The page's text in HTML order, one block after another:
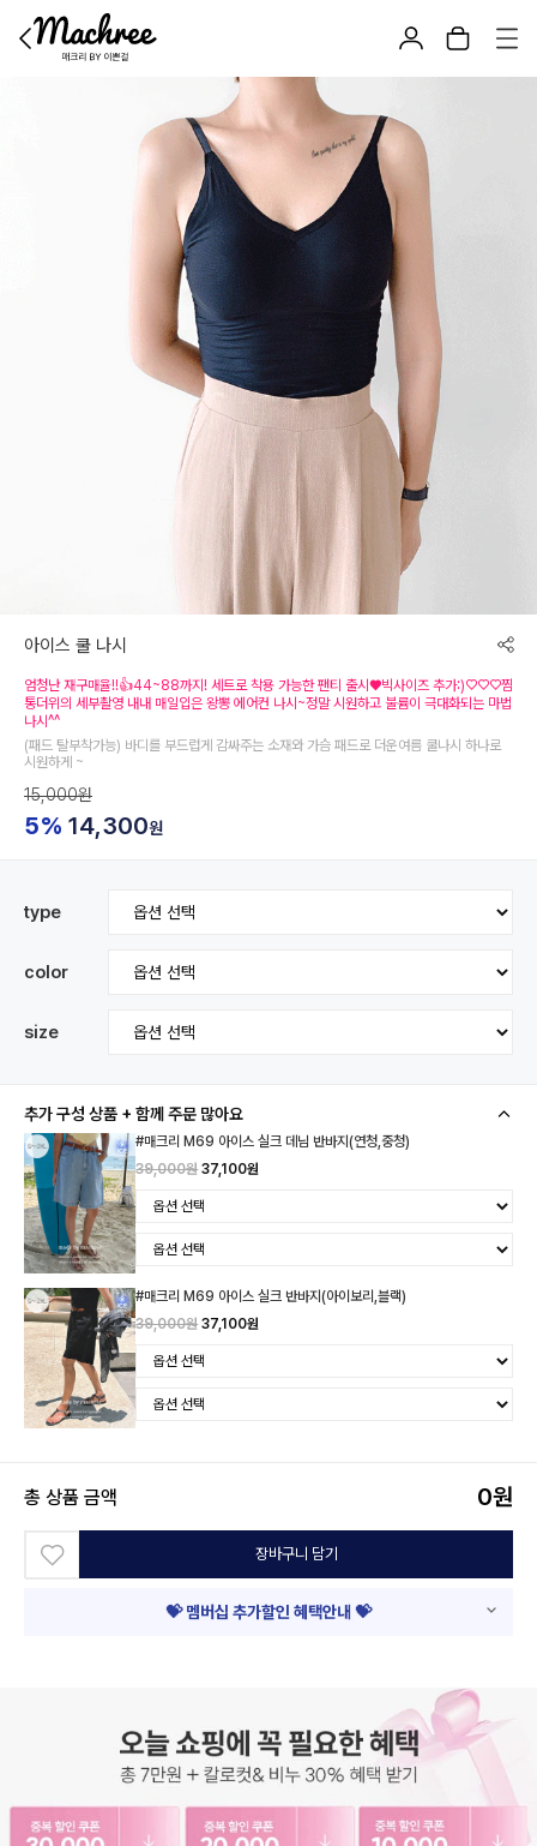
아이스 쿨 나시
엄청난 재구매율!!👍44~88까지! 세트로 착용 가능한 팬티 출시♥빅사이즈 추가:)♡♡♡찜
통더위의 세부촬영 내내 매일입은 왕뽕 에어컨 나시~정말 시원하고 불륨이 극대화되는 마법
나시^^
(패드 탈부착가능) 바디를 부드럽게 감싸주는 소재와 가슴 패드로 더운여름 쿨나시 하나로
시원하게 ~
15,000원
5% 14,300원
type
color
size
추가 구성 상품 + 함께 주문 많아요
#매크리 M69 아이스 실크 데님 반바지(연청,중청)
39,000원 37,100원
#매크리 M69 아이스 실크 반바지(아이보리,블랙)
39,000원 37,100원
총 상품 금액 0원
장바구니 담기
💝 멤버십 추가할인 혜택안내 💝